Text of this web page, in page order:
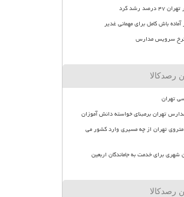
رشد کرد
باش کامل برای مهمانی غدیر
نرخ سرویس مدارس
رصدکالا
تهران
تهران برمبنای خواسته دانش آموزان
تهران از چه مسیری وارد کشور می
شهری برای خدمت به جاماندگان اربعین
رصدکالا